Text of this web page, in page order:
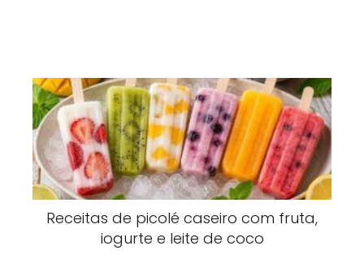
Receitas de picolé caseiro com fruta,
iogurte e leite de coco